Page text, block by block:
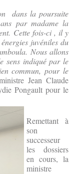
dans la poursuite
par madame la
Cette fois-ci , il y
juvéniles du
Nous allons
sens indiqué par le
commun, pour le
Jean Claude
Pongault pour le
Remettant à
son
successeur
les dossiers
en cours, la
ministre